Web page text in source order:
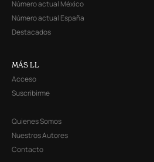
Número actual México
Número actual España
Destacados
MÁS LL
Acceso
Suscribirme
Quienes Somos
Nuestros Autores
Contacto